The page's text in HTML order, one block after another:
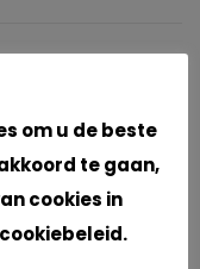
om u de beste
te gaan,
cookies in